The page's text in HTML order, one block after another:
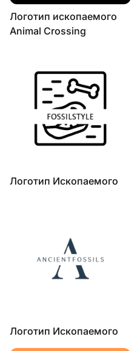
Логотип ископаемого
Animal Crossing
Логотип Ископаемого
Логотип Ископаемого